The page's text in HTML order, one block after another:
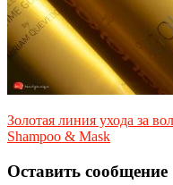
Золотая линия ухода за
Shampoo & Mask
Оставить сообщение